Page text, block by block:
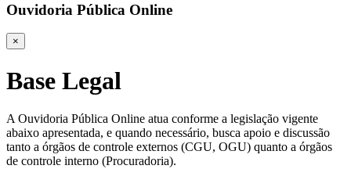
Ouvidoria Pública Online
×
Base Legal
A Ouvidoria Pública Online atua conforme a legislação vigente
abaixo apresentada, e quando necessário, busca apoio e discussão
tanto a órgãos de controle externos (CGU, OGU) quanto a órgãos
de controle interno (Procuradoria).